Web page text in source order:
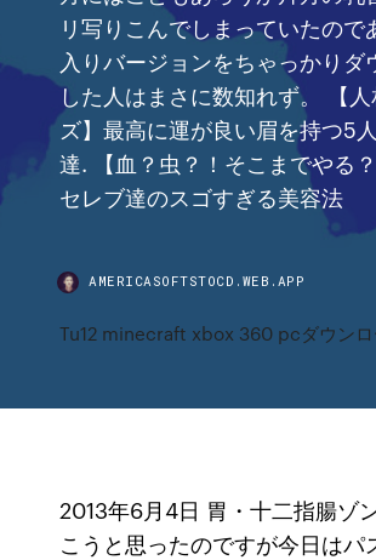
リ写りこんでしまっていたので
入りバージョンをちゃっかりダ
した人はまさに数知れず。 【
ズ】最高に運が良い眉を持つ5
達. 【血？虫？！そこまでやる
セレブ達のスゴすぎる美容法
AMERICASOFTSTOCD.WEB.APP
Tu12 minecraft xbox 360 pcダウンロ
2013年6月4日 胃・十二指腸ゾ
こうと思ったのですが今日はパ